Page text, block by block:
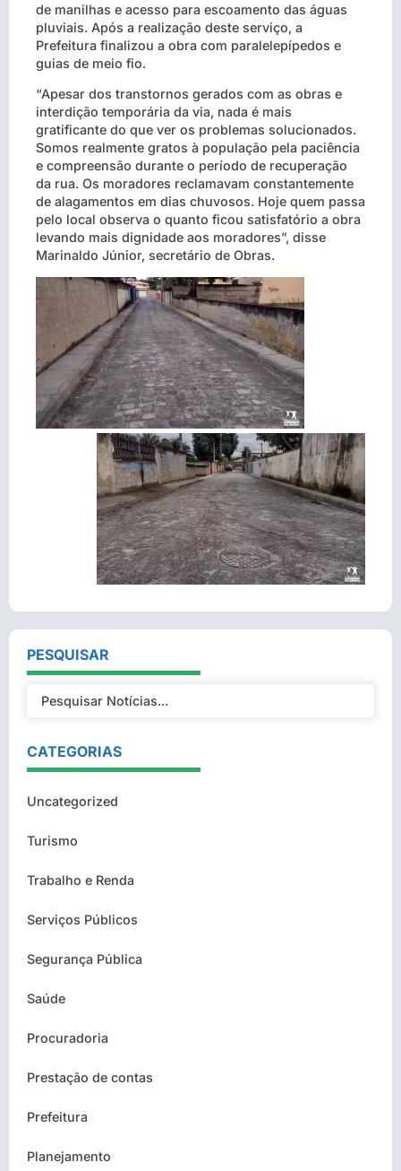
de manilhas e acesso para escoamento das águas
pluviais. Após a realização deste serviço, a
Prefeitura finalizou a obra com paralelepípedos e
guias de meio fio.
“Apesar dos transtornos gerados com as obras e
interdição temporária da via, nada é mais
gratificante do que ver os problemas solucionados.
Somos realmente gratos à população pela paciência
e compreensão durante o período de recuperação
da rua. Os moradores reclamavam constantemente
de alagamentos em dias chuvosos. Hoje quem passa
pelo local observa o quanto ficou satisfatório a obra
levando mais dignidade aos moradores”, disse
Marinaldo Júnior, secretário de Obras.
PESQUISAR
CATEGORIAS
Uncategorized
Turismo
Trabalho e Renda
Serviços Públicos
Segurança Pública
Saúde
Procuradoria
Prestação de contas
Prefeitura
Planejamento